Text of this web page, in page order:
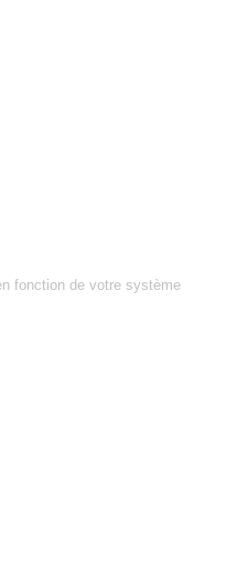
fonction de votre système